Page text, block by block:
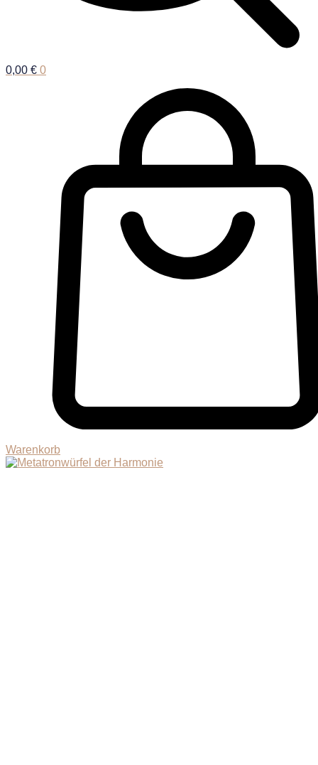
0,00 € 0
Warenkorb